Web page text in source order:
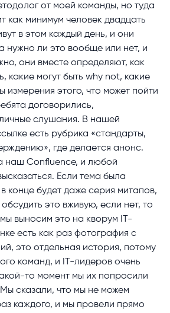
от моей команды, но туда
как минимум человек двадцать
в этом каждый день, и они
нужно ли это вообще или нет, и
они вместе определяют, как
какие могут быть why not, какие
измерения этого, что может пойти
договорились,
слушания. В нашей
есть рубрика «стандарты,
где делается анонс.
наш Confluence, и любой
Если тема была
конце будет даже серия митапов,
это вживую, если нет, то
выносим это на кворум IT-
есть как раз фотография с
это отдельная история, потому
команд, и IT-лидеров очень
то момент мы их попросили
сказали, что мы не можем
каждого, и мы провели прямо